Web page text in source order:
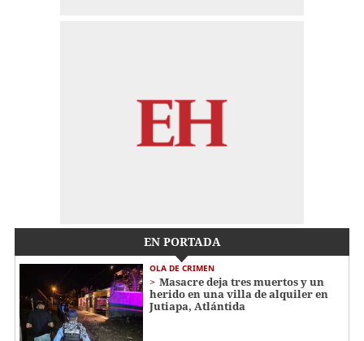
EN PORTADA
OLA DE CRIMEN
Masacre deja tres muertos y un
herido en una villa de alquiler en
Jutiapa, Atlántida